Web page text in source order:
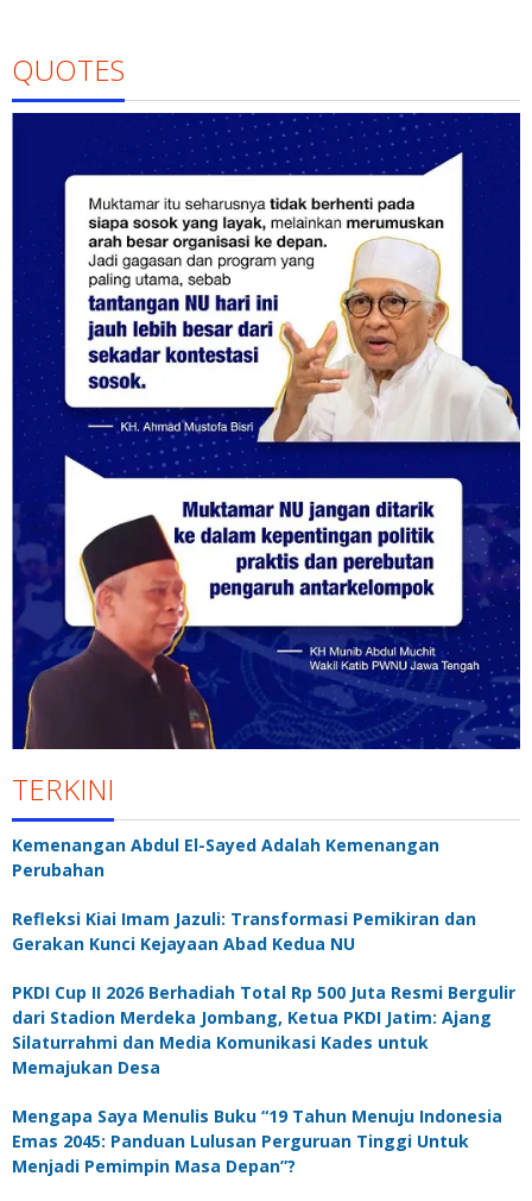
QUOTES
TERKINI
Kemenangan Abdul El-Sayed Adalah Kemenangan
Perubahan
Refleksi Kiai Imam Jazuli: Transformasi Pemikiran dan
Gerakan Kunci Kejayaan Abad Kedua NU
PKDI Cup II 2026 Berhadiah Total Rp 500 Juta Resmi Bergulir
dari Stadion Merdeka Jombang, Ketua PKDI Jatim: Ajang
Silaturrahmi dan Media Komunikasi Kades untuk
Memajukan Desa
Mengapa Saya Menulis Buku “19 Tahun Menuju Indonesia
Emas 2045: Panduan Lulusan Perguruan Tinggi Untuk
Menjadi Pemimpin Masa Depan”?